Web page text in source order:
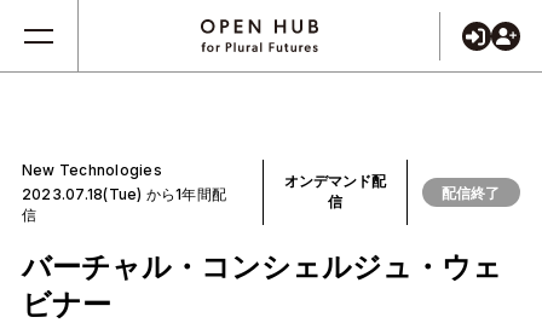
New Technologies
2023.07.18(Tue) から1年間配
信
オンデマンド配
信
配信終了
バーチャル・コンシェルジュ・ウェ
ビナー